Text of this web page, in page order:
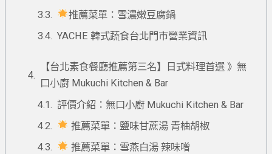
推薦菜單：雪濃嫩豆腐鍋
YACHE 韓式蔬食台北門市營業資訊
【台北素食餐廳推薦第三名】日式料理首選 》無
口小廚 Mukuchi Kitchen & Bar
評價介紹：無口小廚 Mukuchi Kitchen & Bar
推薦菜單：鹽味甘蔗湯 青柚胡椒
推薦菜單：雪燕白湯 辣味噌